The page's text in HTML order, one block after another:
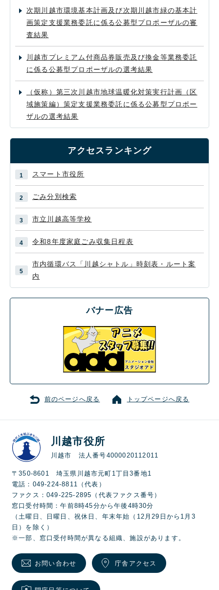
次期川越市環境基本計画及び次期川越市緑の基本計
画策定支援業務委託に係る公募型プロポーザルの審
査結果
川越市プレミアム付商品券販売及び換金等業務委託
に係る公募型プロポーザルの選考結果
（仮称）第三次川越市地球温暖化対策実行計画（区
域施策編）策定支援業務委託に係る公募型プロポー
ザルの選考結果
アクセスランキング
スマート市役所
ごみ分別検索
市立川越高等学校
令和8年度家庭ごみ収集日程表
市内循環バス「川越シャトル」時刻表・ルート案
内
バナー広告
前のページへ戻る トップページへ戻る
川越市役所
川越市 法人番号4000020112011
〒350-8601 埼玉県川越市元町1丁目3番地1
電話：049-224-8811（代表）
ファクス：049-225-2895（代表ファクス番号）
窓口受付時間：午前8時45分から午後4時30分
（土曜日、日曜日、祝休日、年末年始（12月29日から1月3
日）を除く）
※一部、窓口受付時間が異なる組織、施設があります。
お問い合わせ 庁舎アクセス